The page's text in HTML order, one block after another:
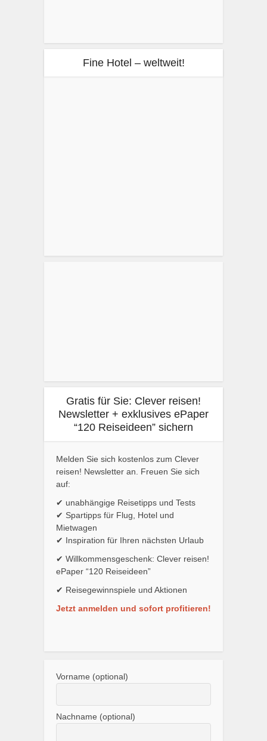
Fine Hotel – weltweit!
Gratis für Sie: Clever reisen!
Newsletter + exklusives ePaper
“120 Reiseideen” sichern
Melden Sie sich kostenlos zum Clever
reisen! Newsletter an. Freuen Sie sich
auf:
✔ unabhängige Reisetipps und Tests
✔ Spartipps für Flug, Hotel und
Mietwagen
✔ Inspiration für Ihren nächsten Urlaub
✔ Willkommensgeschenk: Clever reisen!
ePaper “120 Reiseideen”
✔ Reisegewinnspiele und Aktionen
Jetzt anmelden und sofort profitieren!
Vorname (optional)
Nachname (optional)